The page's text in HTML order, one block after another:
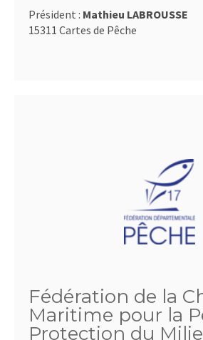
Président : Mathieu LABROUSSE
15311 Cartes de Pêche
Fédération de la
Maritime pour la
Protection du